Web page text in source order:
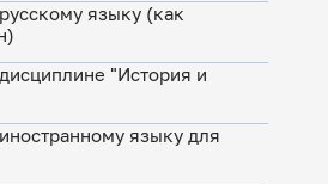
языку (как
"История и
языку для